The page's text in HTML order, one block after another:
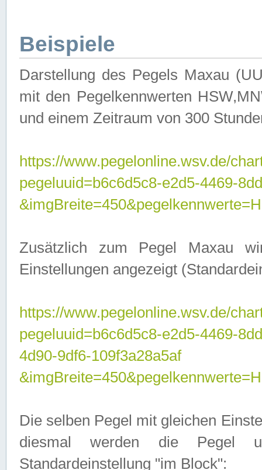
Beispiele
Darstellung des Pegels Maxau
mit den Pegelkennwerten
und einem Zeitraum von 300
https://www.pegelonline.wsv.de/
pegeluuid=b6c6d5c8-e2d5-4469-
Zusätzlich zum Pegel Maxau
Einstellungen angezeigt
https://www.pegelonline.wsv.de/
pegeluuid=b6c6d5c8-e2d5-4469-
4d90-9df6-109f3a28a5af
Die selben Pegel mit gleichen
diesmal werden die Pegel
Standardeinstellung "im Block":